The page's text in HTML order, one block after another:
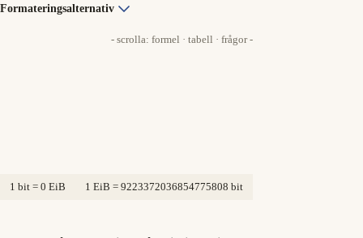
Formateringsalternativ
- scrolla: formel · tabell · frågor -
1 bit = 0 EiB 1 EiB = 9223372036854775808 bit